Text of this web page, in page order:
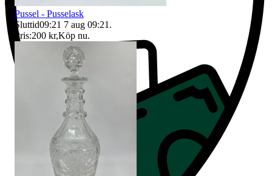
Pussel - Pusselask
Sluttid09:21 7 aug 09:21 .
Pris:200 kr,Köp nu.